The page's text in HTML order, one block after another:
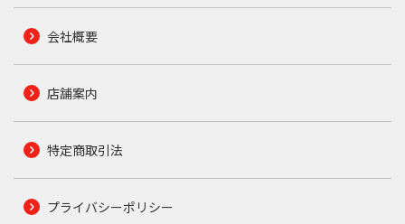
会社概要
店舗案内
特定商取引法
プライバシーポリシー